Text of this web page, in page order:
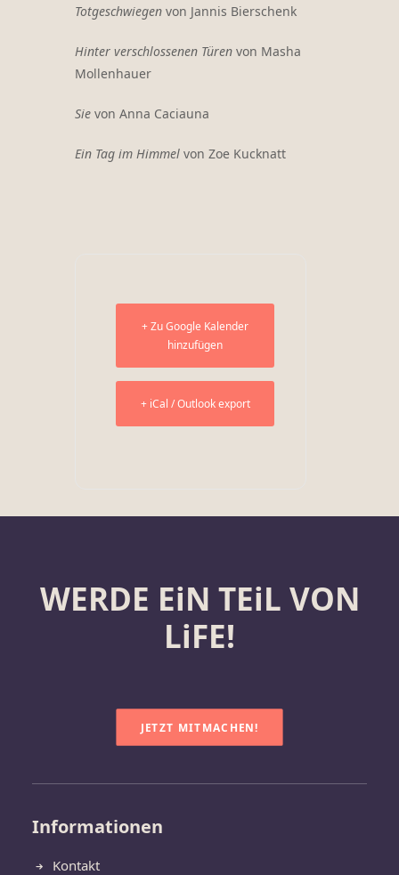
Totgeschwiegen von Jannis Bierschenk
Hinter verschlossenen Türen von Masha
Mollenhauer
Sie von Anna Caciauna
Ein Tag im Himmel von Zoe Kucknatt
+ Zu Google Kalender
hinzufügen
+ iCal / Outlook export
WERDE EiN TEiL VON
LiFE!
JETZT MITMACHEN!
Informationen
Kontakt